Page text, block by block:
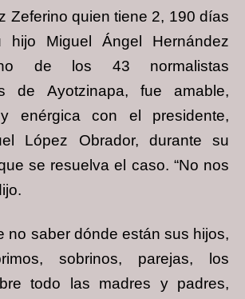
Zeferino quien tiene 2, 190 días
Miguel Ángel Hernández
de los 43 normalistas
de Ayotzinapa, fue amable,
enérgica con el presidente,
López Obrador, durante su
se resuelva el caso. “No nos
no saber dónde están sus hijos,
sobrinos, parejas, los
todo las madres y padres,